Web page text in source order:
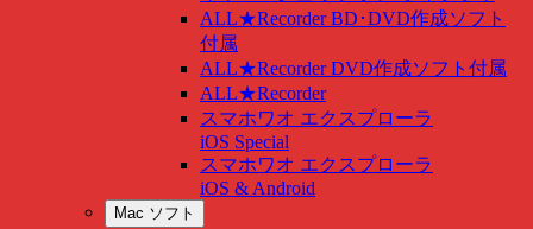
ALL★Recorder BD･DVD作成ソフト
付属
ALL★Recorder DVD作成ソフト付属
ALL★Recorder
スマホワオ エクスプローラ
iOS Special
スマホワオ エクスプローラ
iOS & Android
Mac ソフト